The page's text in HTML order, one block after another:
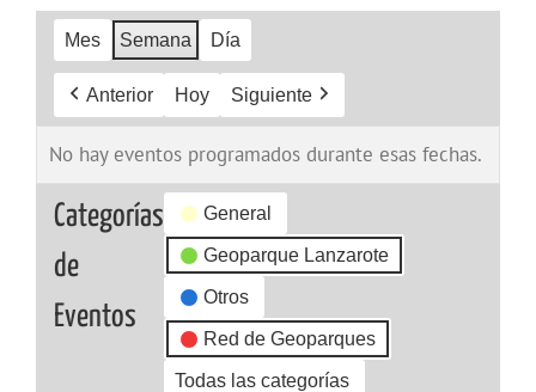
Mes Semana Día
Anterior Hoy Siguiente
No hay eventos programados durante esas fechas.
Categorías
de
Eventos
General
Geoparque Lanzarote
Otros
Red de Geoparques
Todas las categorías